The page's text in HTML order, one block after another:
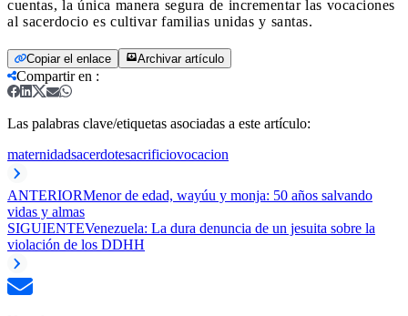
cuentas, la única manera segura de incrementar las vocaciones
al sacerdocio es cultivar familias unidas y santas.
Copiar el enlace Archivar artículo
Compartir en :
Las palabras clave/etiquetas asociadas a este artículo:
maternidadsacerdotesacrificiovocacion
ANTERIORMenor de edad, wayúu y monja: 50 años salvando
vidas y almas
SIGUIENTEVenezuela: La dura denuncia de un jesuita sobre la
violación de los DDHH